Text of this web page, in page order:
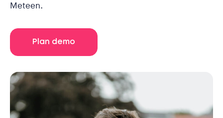
Meteen.
Plan demo